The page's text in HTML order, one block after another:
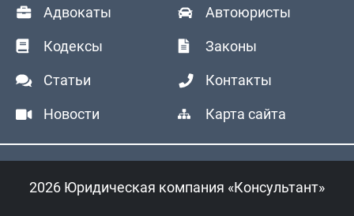
Адвокаты Автоюристы
Кодексы Законы
Статьи Контакты
Новости Карта сайта
2026 Юридическая компания «Консультант»